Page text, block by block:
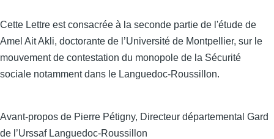
Cette Lettre est consacrée à la seconde partie de l'étude de
Amel Ait Akli, doctorante de l’Université de Montpellier, sur le
mouvement de contestation du monopole de la Sécurité
sociale notamment dans le Languedoc-Roussillon.
Avant-propos de Pierre Pétigny, Directeur départemental Gard
de l’Urssaf Languedoc-Roussillon